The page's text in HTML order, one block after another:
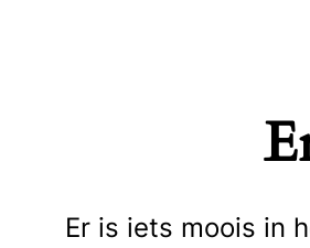
Er is iets moois in